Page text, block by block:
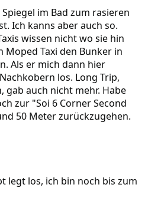
im Bad zum rasieren
Ich kanns aber auch so.
wissen nicht wo sie hin
Moped Taxi den Bunker in
Als er mich dann hier
los. Long Trip,
gab auch nicht mehr. Habe
zur "Soi 6 Corner Second
50 Meter zurückzugehen.
legt los, ich bin noch bis zum